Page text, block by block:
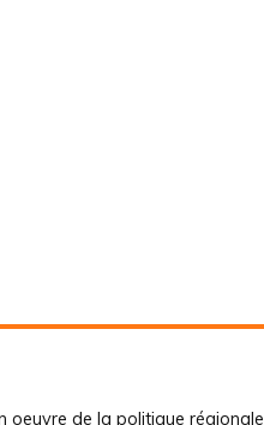
oeuvre de la politique régionale